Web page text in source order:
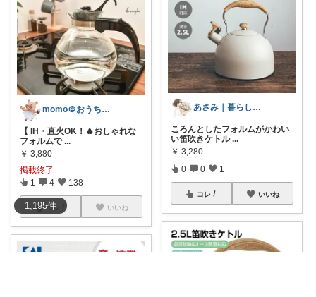
1,195件
momo＠おうち大好き💛
【 IH・直火OK！🔥おしゃれな
フォルムで ...
￥ 3,880
掲載終了
1 4 138
コレ いいね
あさみ｜暮らしと美容🌿
ころんとしたフォルムがかわい
い笛吹きケトル ...
￥ 3,280
0 0 1
コレ いいね